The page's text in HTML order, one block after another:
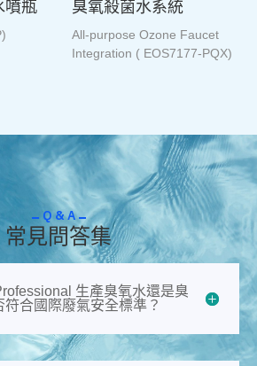
噴瓶 臭氧殺菌水系統
All-purpose Ozone Faucet
Integration ( EOS7177-PQX)
Q & A
常見問答​​集
生產臭氧水還是臭
合國際廢氣安全標準？